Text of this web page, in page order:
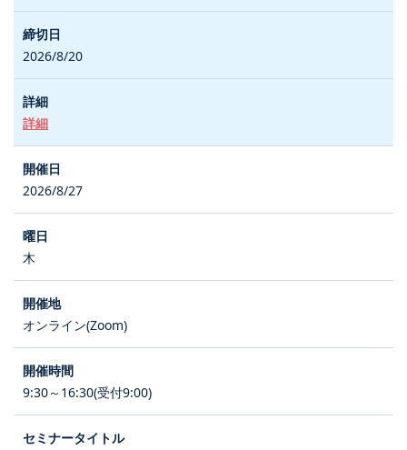
2026/8/20
詳細
2026/8/27
木
オンライン(Zoom)
9:30～16:30(受付9:00)